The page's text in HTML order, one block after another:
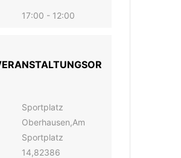
17:00 - 12:00
Sportplatz
Oberhausen,Am
Sportplatz
14,82386